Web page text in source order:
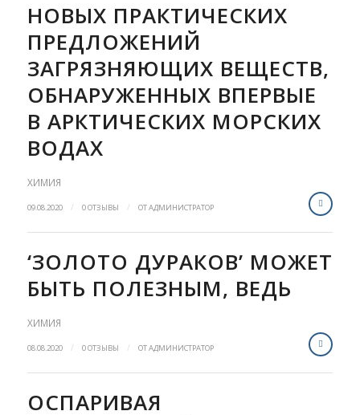
НОВЫХ ПРАКТИЧЕСКИХ
ПРЕДЛОЖЕНИЙ
ЗАГРЯЗНЯЮЩИХ ВЕЩЕСТВ,
ОБНАРУЖЕННЫХ ВПЕРВЫЕ
В АРКТИЧЕСКИХ МОРСКИХ
ВОДАХ
ХИМИЯ
09.08.2020 / 0 ОТЗЫВЫ / ОТАДМИНИСТРАТОР
‘ЗОЛОТО ДУРАКОВ’ МОЖЕТ
БЫТЬ ПОЛЕЗНЫМ, ВЕДЬ
ХИМИЯ
08.08.2020 / 0 ОТЗЫВЫ / ОТАДМИНИСТРАТОР
ОСПАРИВАЯ